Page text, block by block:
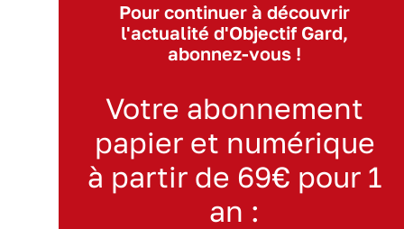
Pour continuer à découvrir
l'actualité d'Objectif Gard,
abonnez-vous !
Votre abonnement
papier et numérique
à partir de 69€ pour 1
an :